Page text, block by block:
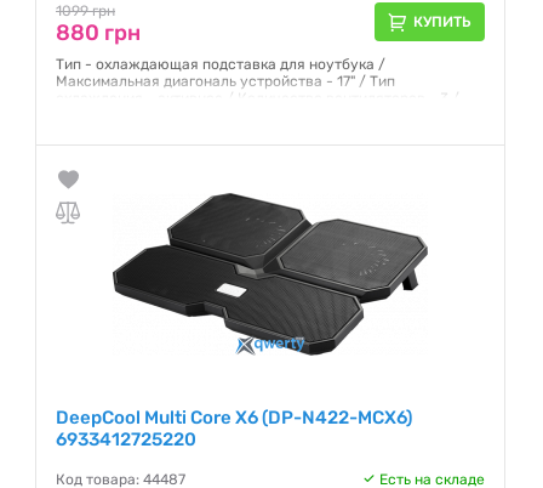
1099 грн
880 грн КУПИТЬ
Тип - охлаждающая подставка для ноутбука /
Максимальная диагональ устройства - 17" / Тип
охлаждения - активное / Количество вентиляторов - 3 /
DeepCool Multi Core X6 (DP-N422-MCX6)
6933412725220
Код товара: 44487 Есть на складе